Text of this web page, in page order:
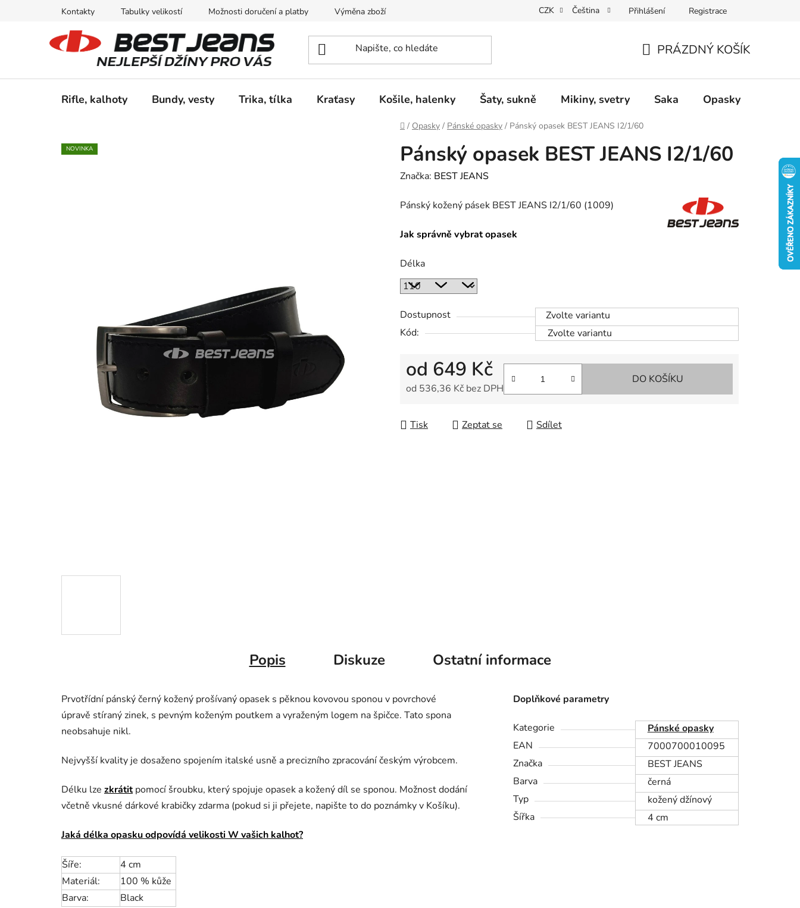
Kontakty Tabulky velikostí Možnosti doručení a platby Výměna zboží Dárkové poukazy Dostupnost Obchodní podmínky
CZK Čeština Přihlášení Registrace
KOŠÍK
PRÁZDNÝ KOŠÍK
Rifle, kalhoty Bundy, vesty Trika, tílka Kraťasy Košile, halenky Šaty, sukně Mikiny, svetry Saka Opasky
Domů
/ Opasky / Pánské opasky / Pánský opasek BEST JEANS I2/1/60
Pánský opasek BEST JEANS I2/1/60
Značka: BEST JEANS
Pánský kožený pásek BEST JEANS I2/1/60 (1009)
Jak správně vybrat opasek
Délka
Dostupnost
Zvolte variantu
Kód:
Zvolte variantu
od 649 Kč
od 536,36 Kč bez DPH
DO KOŠÍKU
Tisk Zeptat se Sdílet
NOVINKA
Popis Diskuze Ostatní informace
Prvotřídní pánský černý kožený prošívaný opasek s pěknou kovovou sponou v povrchové
úpravě stíraný zinek, s pevným koženým poutkem a vyraženým logem na špičce. Tato spona
neobsahuje nikl.
Nejvyšší kvality je dosaženo spojením italské usně a precizního zpracování českým výrobcem.
Délku lze zkrátitpomocí šroubku, který spojuje opasek a kožený díl se sponou. Možnost dodání
včetně vkusné dárkové krabičky zdarma (pokud si ji přejete, napište to do poznámky v Košíku).
Jaká délka opasku odpovídá velikosti W vašich kalhot?
Šíře:
4 cm
Materiál:
100 % kůže
Barva:
Black
Doplňkové parametry
Kategorie
Pánské opasky
EAN
7000700010095
Značka
BEST JEANS
Barva
černá
Typ
kožený džínový
Šířka
4 cm